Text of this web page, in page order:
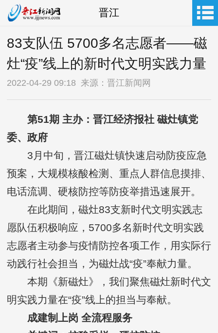
晋江
83支队伍 5700多名志愿者——磁
灶“疫”线上的新时代文明实践力量
2022-04-29 09:18 来源：晋江新闻网
第51期 主办：晋江经济报社 磁灶镇党
委、政府
3月中旬，晋江磁灶镇快速启动防疫应急
预案，大规模核酸检测、重点人群信息摸排、
电话流调、硬核防控等防疫举措迅速展开。
在此期间，磁灶83支新时代文明实践志
愿队伍积极响应，5700多名新时代文明实践
志愿者主动参与疫情防控各项工作，用实际行
动践行社会担当，为磁灶战“疫”奉献力量。
本期《新磁灶》，我们聚焦磁灶新时代文
明实践力量在“疫”线上的担当与奉献。
成建制上岗 全流程服务